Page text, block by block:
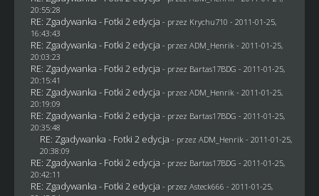
20:55:28
RE: Zgadywanka - Fotki 2 edycja - przez Krychu710 - 2011-01-25,
16:43:43
RE: Zgadywanka - Fotki 2 edycja - przez ADM_Henrik - 2011-01-25,
20:03:23
RE: Zgadywanka - Fotki 2 edycja - przez Bartas17BDG - 2011-01-25,
20:15:41
RE: Zgadywanka - Fotki 2 edycja - przez ADM_Henrik - 2011-01-25,
20:19:09
RE: Zgadywanka - Fotki 2 edycja - przez Bartas17BDG - 2011-01-25,
20:35:48
RE: Zgadywanka - Fotki 2 edycja - przez ADM_Henrik - 2011-01-25,
20:38:09
RE: Zgadywanka - Fotki 2 edycja - przez Bartas17BDG - 2011-01-25,
20:42:11
RE: Zgadywanka - Fotki 2 edycja - przez Asteck666 - 2011-01-25,